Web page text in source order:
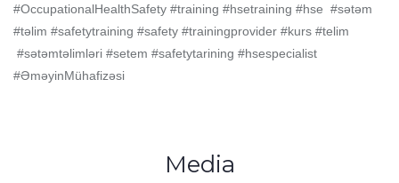
#OccupationalHealthSafety #training #hsetraining #hse #sətəm
#təlim #safetytraining #safety #trainingprovider #kurs #telim
#sətəmtəlimləri #setem #safetytarining #hsespecialist
#ƏməyinMühafizəsi
Media